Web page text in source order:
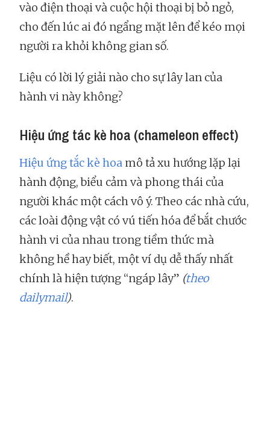
vào điện thoại và cuộc hội thoại bị bỏ ngỏ,
cho đến lúc ai đó ngẩng mặt lên để kéo mọi
người ra khỏi không gian số.
Liệu có lời lý giải nào cho sự lây lan của
hành vi này không?
Hiệu ứng tác kè hoa (chameleon effect)
Hiệu ứng tắc kè hoa mô tả xu hướng lặp lại
hành động, biểu cảm và phong thái của
người khác một cách vô ý. Theo các nhà cứu,
các loài động vật có vú tiến hóa để bắt chước
hành vi của nhau trong tiềm thức mà
không hề hay biết, một ví dụ dễ thấy nhất
chính là hiện tượng “ngáp lây” (theo
dailymail).